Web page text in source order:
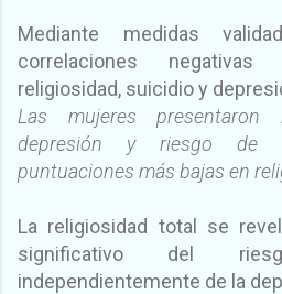
Mediante medidas
correlaciones negativas
religiosidad, suicidio y
Las mujeres presentaron
depresión y riesgo de
puntuaciones más bajas en
La religiosidad total se
significativo del
independientemente de la